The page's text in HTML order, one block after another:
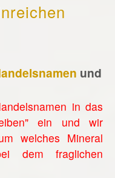
und
in das
ein und wir
welches Mineral
dem fraglichen